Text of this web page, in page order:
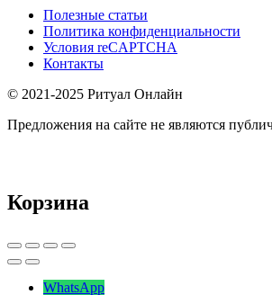
Полезные статьи
Политика конфиденциальности
Условия reCAPTCHA
Контакты
© 2021-2025 Ритуал Онлайн
Предложения на сайте не являются
Корзина
WhatsApp